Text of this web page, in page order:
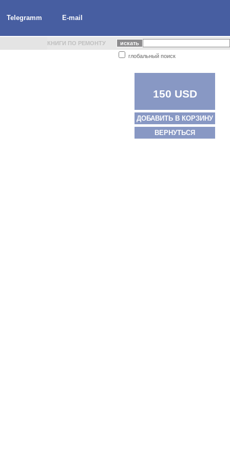
Telegramm E-mail
КНИГИ ПО РЕМОНТУ
глобальный поиск
150 USD
ДОБАВИТЬ В КОРЗИНУ
ВЕРНУТЬСЯ